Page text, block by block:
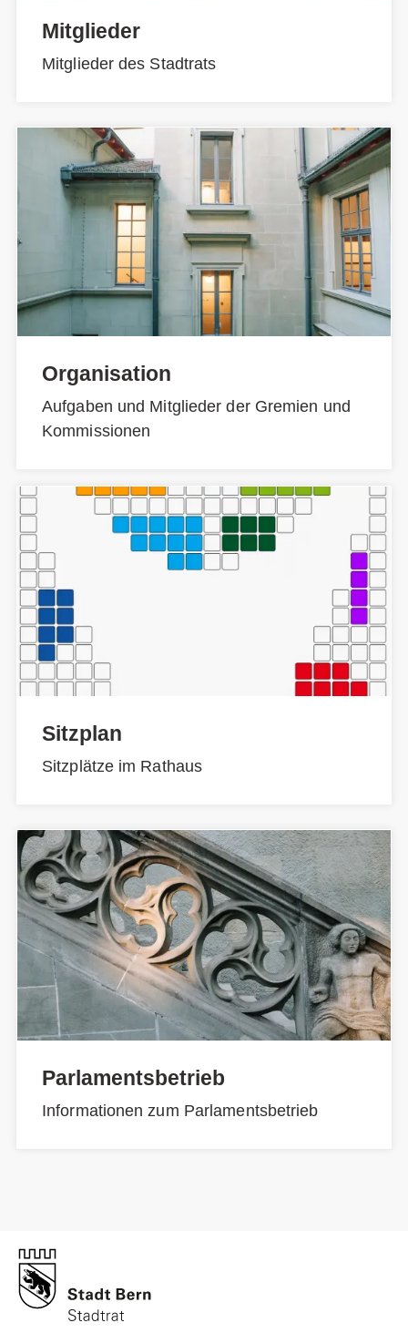
Mitglieder
Mitglieder des Stadtrats
Organisation
Aufgaben und Mitglieder der Gremien und
Kommissionen
Sitzplan
Sitzplätze im Rathaus
Parlamentsbetrieb
Informationen zum Parlamentsbetrieb